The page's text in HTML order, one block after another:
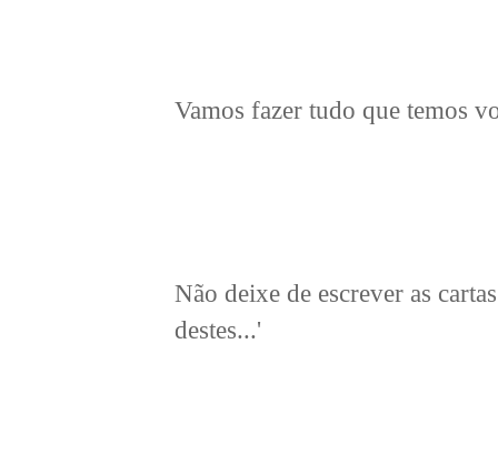
Vamos fazer tudo que temos
Não deixe de escrever as
destes...'